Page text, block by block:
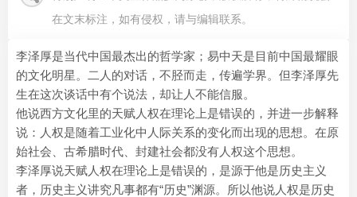
在文末标注，如有侵权，请与编辑联系。
李泽厚是当代中国最杰出的哲学家；易中天是目前中国最耀眼
的文化明星。二人的对话，不胫而走，传遍学界。但李泽厚先
生在这次谈话中有个说法，却让人不能信服。
他说西方文化里的天赋人权在理论上是错误的，并进一步解释
说：人权是随着工业化中人际关系的变化而出现的思想。在原
始社会、古希腊时代、封建社会都没有人权这个思想。
李泽厚说天赋人权在理论上是错误的，是源于他是历史主义
者，历史主义讲究凡事都有“历史”渊源。所以他说人权是历史